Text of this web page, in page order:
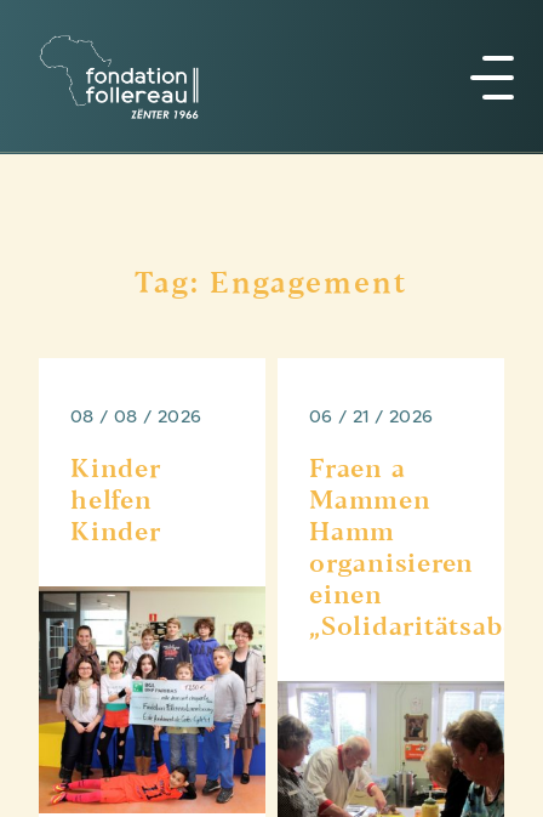
Tag: Engagement
08 / 08 / 2026
Kinder
helfen
Kinder
06 / 21 / 2026
Fraen a
Mammen
Hamm
organisieren
einen